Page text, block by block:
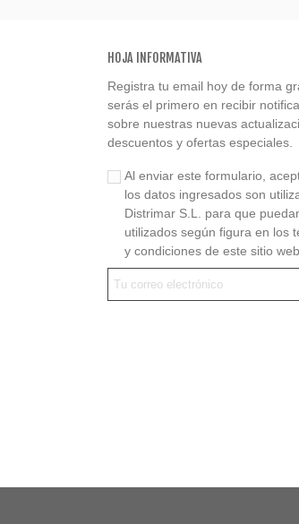
HOJA INFORMATIVA
Registra tu email hoy de forma
serás el primero en recibir
sobre nuestras nuevas
descuentos y ofertas especiales.
Al enviar este formulario,
los datos ingresados son
Distrimar S.L. para que
utilizados según figura en los
y condiciones de este sitio web.